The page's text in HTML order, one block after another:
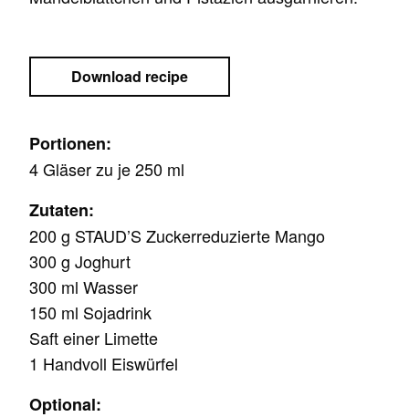
Download recipe
Portionen:
4 Gläser zu je 250 ml
Zutaten:
200 g STAUD’S Zuckerreduzierte Mango
300 g Joghurt
300 ml Wasser
150 ml Sojadrink
Saft einer Limette
1 Handvoll Eiswürfel
Optional: